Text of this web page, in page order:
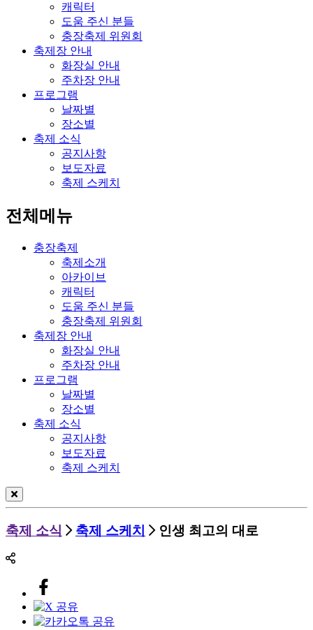
캐릭터
도움 주신 분들
충장축제 위원회
축제장 안내
화장실 안내
주차장 안내
프로그램
날짜별
장소별
축제 소식
공지사항
보도자료
축제 스케치
전체메뉴
충장축제
축제소개
아카이브
캐릭터
도움 주신 분들
충장축제 위원회
축제장 안내
화장실 안내
주차장 안내
프로그램
날짜별
장소별
축제 소식
공지사항
보도자료
축제 스케치
축제 소식 축제 스케치 인생 최고의 대로